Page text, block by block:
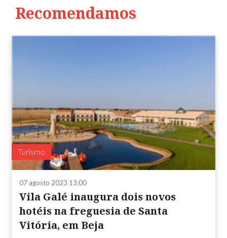
Recomendamos
Turismo
07 agosto 2023 13:00
Vila Galé inaugura dois novos
hotéis na freguesia de Santa
Vitória, em Beja